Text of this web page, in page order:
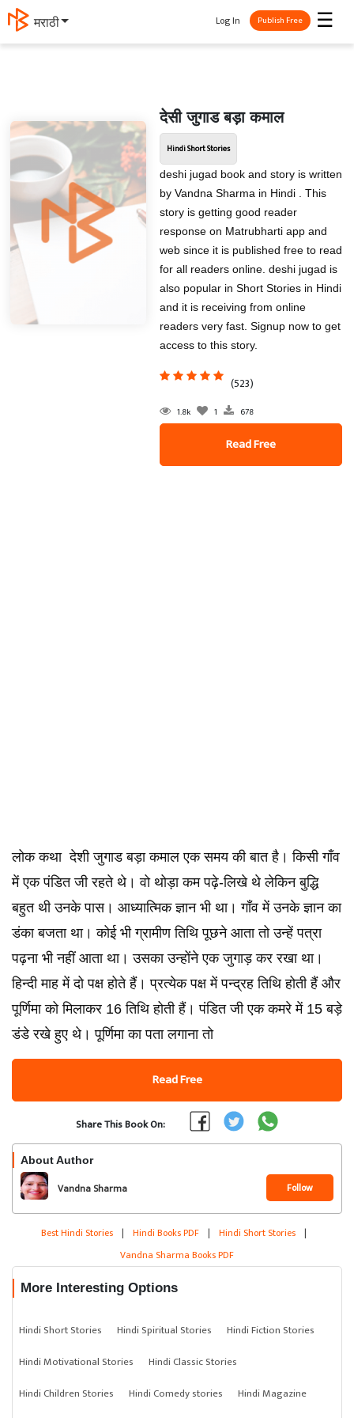
मराठी ☰
Log In Publish Free
देसी जुगाड बड़ा कमाल
Hindi Short Stories
deshi jugad book and story is written
by Vandna Sharma in Hindi . This
story is getting good reader
response on Matrubharti app and
web since it is published free to read
for all readers online. deshi jugad is
also popular in Short Stories in Hindi
and it is receiving from online
readers very fast. Signup now to get
access to this story.
(523)
1.8k 1 678
Read Free
लोक कथा देशी जुगाड बड़ा कमाल एक समय की बात है। किसी गाँव
में एक पंडित जी रहते थे। वो थोड़ा कम पढ़े-लिखे थे लेकिन बुद्धि
बहुत थी उनके पास। आध्यात्मिक ज्ञान भी था। गाँव में उनके ज्ञान का
डंका बजता था। कोई भी ग्रामीण तिथि पूछने आता तो उन्हें पत्रा
पढ़ना भी नहीं आता था। उसका उन्होंने एक जुगाड़ कर रखा था।
हिन्दी माह में दो पक्ष होते हैं। प्रत्येक पक्ष में पन्द्रह तिथि होती हैं और
पूर्णिमा को मिलाकर 16 तिथि होती हैं। पंडित जी एक कमरे में 15 बड़े
डंडे रखे हुए थे। पूर्णिमा का पता लगाना तो
Read Free
Share This Book On:
About Author
Vandna Sharma Follow
Best Hindi Stories | Hindi Books PDF | Hindi Short Stories |
Vandna Sharma Books PDF
More Interesting Options
Hindi Short Stories Hindi Spiritual Stories
Hindi Fiction Stories
Hindi Motivational Stories
Hindi Classic Stories
Hindi Children Stories
Hindi Comedy stories
Hindi Magazine